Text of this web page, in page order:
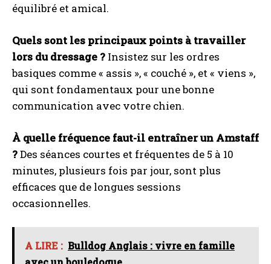
équilibré et amical.
Quels sont les principaux points à travailler
lors du dressage ? Insistez sur les ordres
basiques comme « assis », « couché », et « viens »,
qui sont fondamentaux pour une bonne
communication avec votre chien.
À quelle fréquence faut-il entraîner un Amstaff
?Des séances courtes et fréquentes de 5 à 10
minutes, plusieurs fois par jour, sont plus
efficaces que de longues sessions
occasionnelles.
A LIRE : Bulldog Anglais : vivre en famille